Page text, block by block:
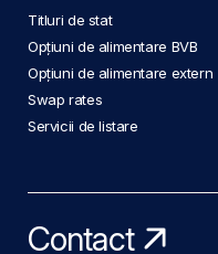
Titluri de stat
Opțiuni de alimentare BVB
Opțiuni de alimentare extern
Swap rates
Servicii de listare
Contact